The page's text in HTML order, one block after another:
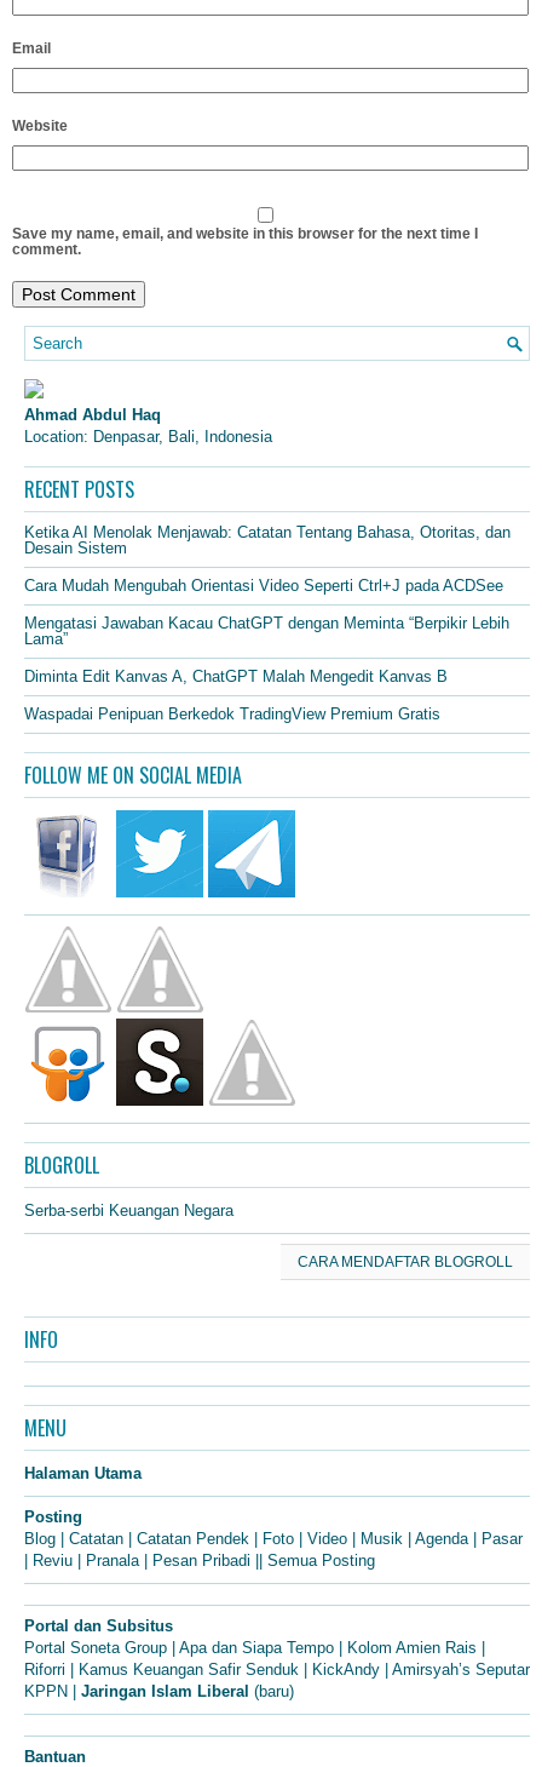
Email
Website
Save my name, email, and website in this browser for the next time I
comment.
Ahmad Abdul Haq
Location: Denpasar, Bali, Indonesia
RECENT POSTS
Ketika AI Menolak Menjawab: Catatan Tentang Bahasa, Otoritas, dan
Desain Sistem
Cara Mudah Mengubah Orientasi Video Seperti Ctrl+J pada ACDSee
Mengatasi Jawaban Kacau ChatGPT dengan Meminta “Berpikir Lebih
Lama”
Diminta Edit Kanvas A, ChatGPT Malah Mengedit Kanvas B
Waspadai Penipuan Berkedok TradingView Premium Gratis
FOLLOW ME ON SOCIAL MEDIA
BLOGROLL
Serba-serbi Keuangan Negara
CARA MENDAFTAR BLOGROLL
INFO
MENU
Halaman Utama
Posting
Blog
Catatan Catatan Pendek Foto Video Musik Agenda|
Pasar
Reviu Pranala| Pesan Pribadi Semua Posting
Portal dan Subsitus
Portal Soneta Group
Apa dan Siapa Tempo Kolom Amien Rais
Riforri
Kamus Keuangan Safir Senduk KickAndy
Amirsyah’s Seputar
KPPN
Jaringan Islam Liberal (baru)
Bantuan